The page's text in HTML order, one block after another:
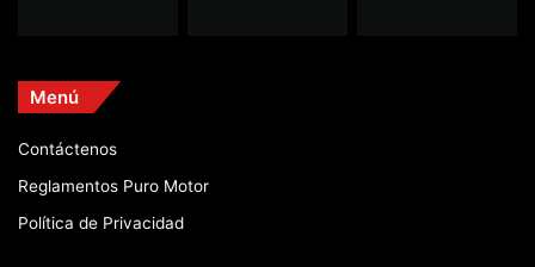
Menú
Contáctenos
Reglamentos Puro Motor
Política de Privacidad